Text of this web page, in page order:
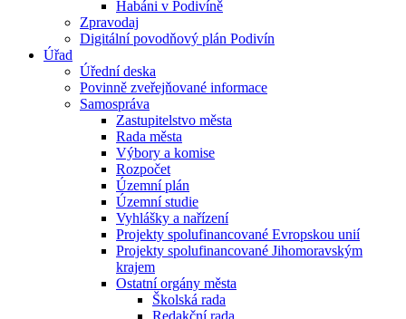
Habáni v Podivíně
Zpravodaj
Digitální povodňový plán Podivín
Úřad
Úřední deska
Povinně zveřejňované informace
Samospráva
Zastupitelstvo města
Rada města
Výbory a komise
Rozpočet
Územní plán
Územní studie
Vyhlášky a nařízení
Projekty spolufinancované Evropskou unií
Projekty spolufinancované Jihomoravským
krajem
Ostatní orgány města
Školská rada
Redakční rada